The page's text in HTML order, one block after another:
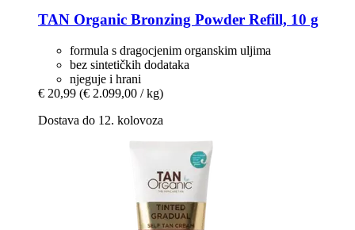
TAN Organic Bronzing Powder Refill, 10 g
formula s dragocjenim organskim uljima
bez sintetičkih dodataka
njeguje i hrani
€ 20,99 (€ 2.099,00 / kg)
Dostava do 12. kolovoza